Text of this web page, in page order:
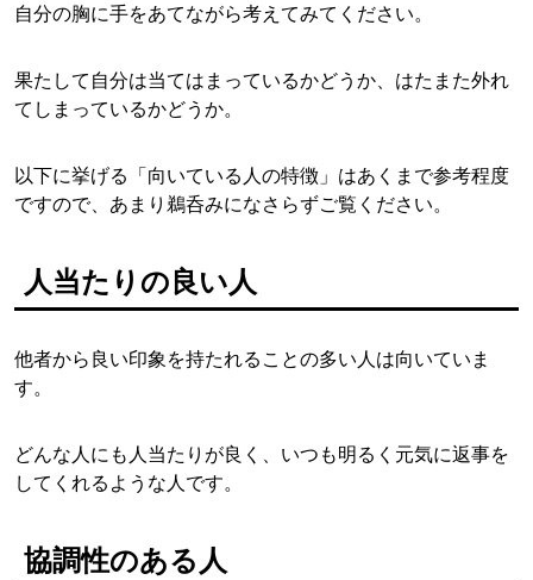
自分の胸に手をあてながら考えてみてください。
果たして自分は当てはまっているかどうか、はたまた外れ
てしまっているかどうか。
以下に挙げる「向いている人の特徴」はあくまで参考程度
ですので、あまり鵜呑みになさらずご覧ください。
人当たりの良い人
他者から良い印象を持たれることの多い人は向いていま
す。
どんな人にも人当たりが良く、いつも明るく元気に返事を
してくれるような人です。
協調性のある人